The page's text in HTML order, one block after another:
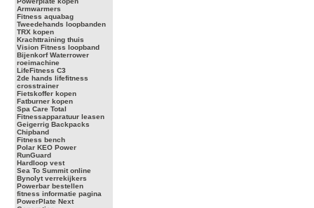
Armwarmers
Fitness aquabag
Tweedehands loopbanden
TRX kopen
Krachttraining thuis
Vision Fitness loopband
Bijenkorf Waterrower
roeimachine
LifeFitness C3
2de hands lifefitness
crosstrainer
Fietskoffer kopen
Fatburner kopen
Spa Care Total
Fitnessapparatuur leasen
Geigerrig Backpacks
Chipband
Fitness bench
Polar KEO Power
RunGuard
Hardloop vest
Sea To Summit online
Bynolyt verrekijkers
Powerbar bestellen
fitness informatie pagina
PowerPlate Next